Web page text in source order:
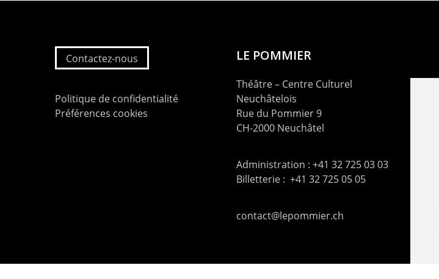
Contactez-nous
Politique de confidentialité
Préférences cookies
LE POMMIER
Théâtre – Centre Culturel
Neuchâtelois
Rue du Pommier 9
CH-2000 Neuchâtel
Administration : +41 32 725 03 03
Billetterie : +41 32 725 05 05
contact@lepommier.ch